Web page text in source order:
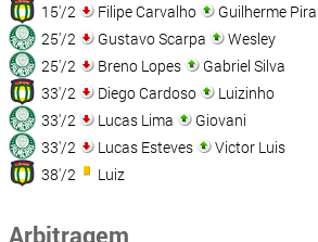
15'/2
Filipe Carvalho
Guilherme Pira
25'/2
Gustavo Scarpa
Wesley
25'/2
Breno Lopes
Gabriel Silva
33'/2
Diego Cardoso
Luizinho
33'/2
Lucas Lima
Giovani
33'/2
Lucas Esteves
Victor Luis
38'/2
Luiz
Arbitragem